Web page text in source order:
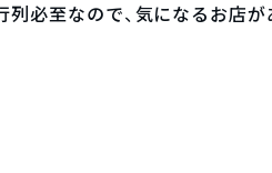
列必至なので、気になるお店